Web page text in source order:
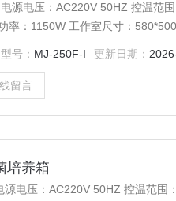
源电压：AC220V 50HZ 控温
率：1150W 工作室尺寸：
号： MJ-250F-I 更新日期：
留言
培养箱
源电压：AC220V 50HZ 控温范